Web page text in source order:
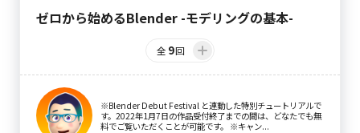
ゼロから始めるBlender -モデリングの基本-
全 9回
※Blender Debut Festival と連動した特別チュートリアルで
す。2022年1月7日の作品受付終了までの間は、どなたでも無
料でご覧いただくことが可能です。 ※キャン...